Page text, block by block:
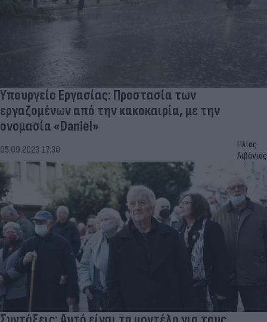
Υπουργείο Εργασίας: Προστασία των
εργαζομένων από την κακοκαιρία, με την
ονομασία «Daniel»
05.09.2023 17:30
Ηλίας
Λιβάνιος